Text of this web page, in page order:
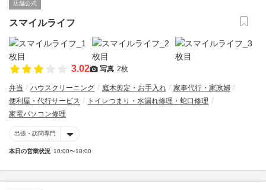
店舗公式
スマイルライフ
3.02 写真 2枚
弁当 ハウスクリーニング 庭木剪定・お手入れ
家事代行・家政婦
便利屋・代行サービス
トイレつまり・水漏れ修理・蛇口修理
家電パソコン修理
出張・訪問専門
本日の営業状況 10:00〜18:00